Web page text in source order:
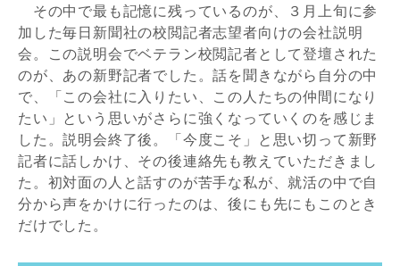
その中で最も記憶に残っているのが、３月上旬に参
加した毎日新聞社の校閲記者志望者向けの会社説明
会。この説明会でベテラン校閲記者として登壇された
のが、あの新野記者でした。話を聞きながら自分の中
で、「この会社に入りたい、この人たちの仲間になり
たい」という思いがさらに強くなっていくのを感じま
した。説明会終了後。「今度こそ」と思い切って新野
記者に話しかけ、その後連絡先も教えていただきまし
た。初対面の人と話すのが苦手な私が、就活の中で自
分から声をかけに行ったのは、後にも先にもこのとき
だけでした。